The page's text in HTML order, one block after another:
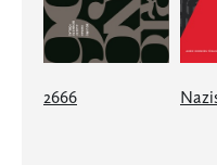
2666